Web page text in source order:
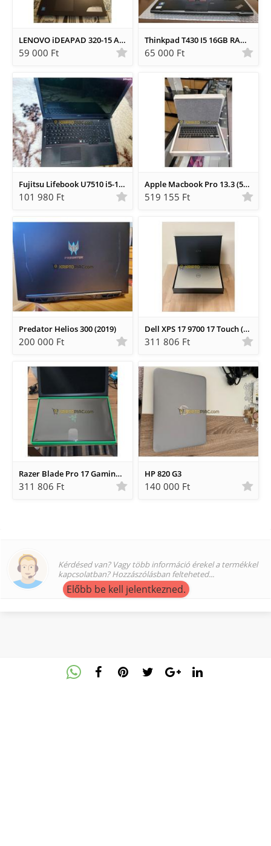
LENOVO iDEAPAD 320-15 ASP
59 000 Ft
Thinkpad T430 I5 16GB RAM TÖLTÖVEL
65 000 Ft
Fujitsu Lifebook U7510 i5-10210U 16gb ram
101 980 Ft
Apple Macbook Pro 13.3 (512gb Ssd, M2, 8gb) Laptop
519 155 Ft
Predator Helios 300 (2019)
200 000 Ft
Dell XPS 17 9700 17 Touch (Intel Core i7-10875H, 32GB RAM
311 806 Ft
Razer Blade Pro 17 Gaming Laptop
311 806 Ft
HP 820 G3
140 000 Ft
Kérdésed van? Vagy több információ érekel a termékkel
kapcsolatban? Hozzászólásban felteheted...
Előbb be kell jelentkezned.